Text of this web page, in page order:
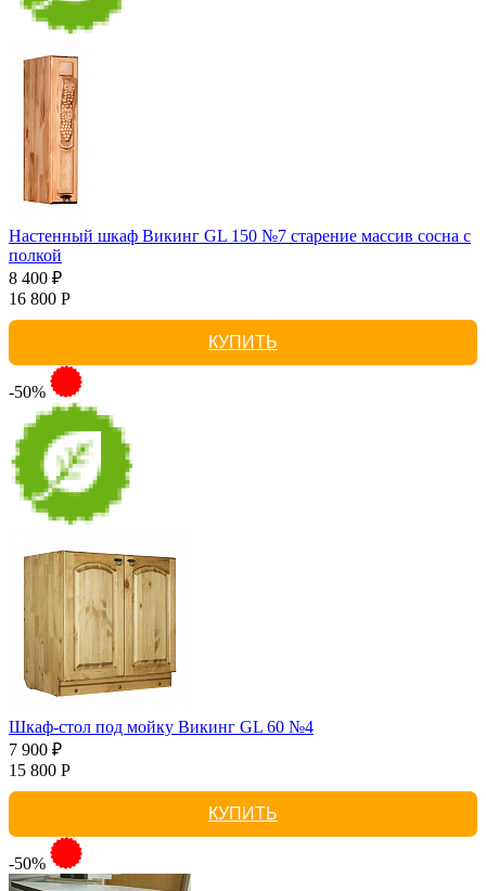
Настенный шкаф Викинг GL 150 №7 старение массив сосна с
полкой
8 400 ₽
16 800 Р
КУПИТЬ
-50%
Шкаф-стол под мойку Викинг GL 60 №4
7 900 ₽
15 800 Р
КУПИТЬ
-50%